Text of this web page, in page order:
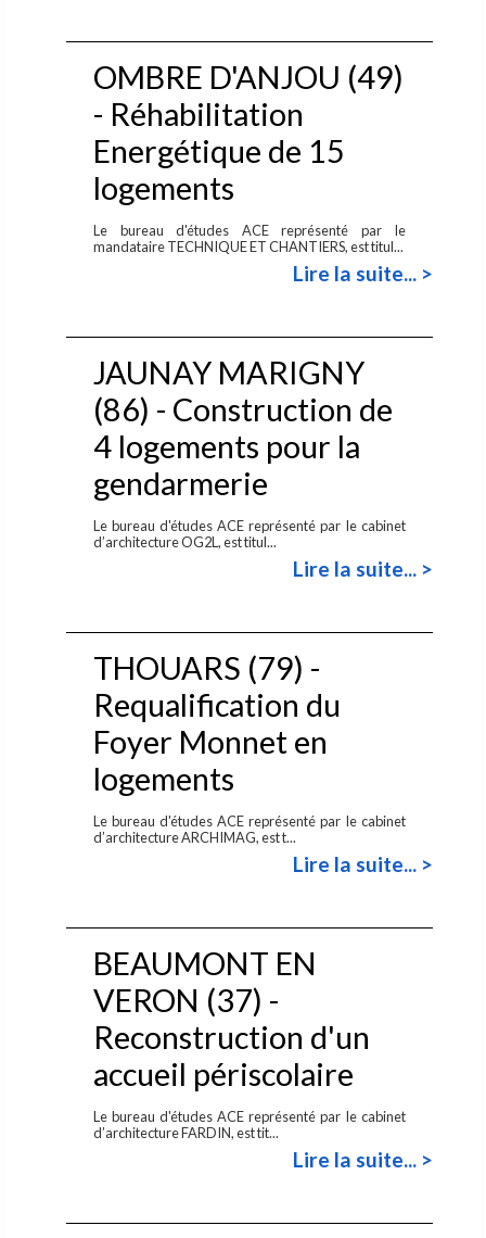
OMBRE D'ANJOU (49)
- Réhabilitation
Energétique de 15
logements
Le bureau d'études ACE représenté par le
mandataire TECHNIQUE ET CHANTIERS, est titul...
Lire la suite... >
JAUNAY MARIGNY
(86) - Construction de
4 logements pour la
gendarmerie
Le bureau d'études ACE représenté par le cabinet
d’architecture OG2L, est titul...
Lire la suite... >
THOUARS (79) -
Requalification du
Foyer Monnet en
logements
Le bureau d'études ACE représenté par le cabinet
d’architecture ARCHIMAG, est t...
Lire la suite... >
BEAUMONT EN
VERON (37) -
Reconstruction d'un
accueil périscolaire
Le bureau d'études ACE représenté par le cabinet
d’architecture FARDIN, est tit...
Lire la suite... >